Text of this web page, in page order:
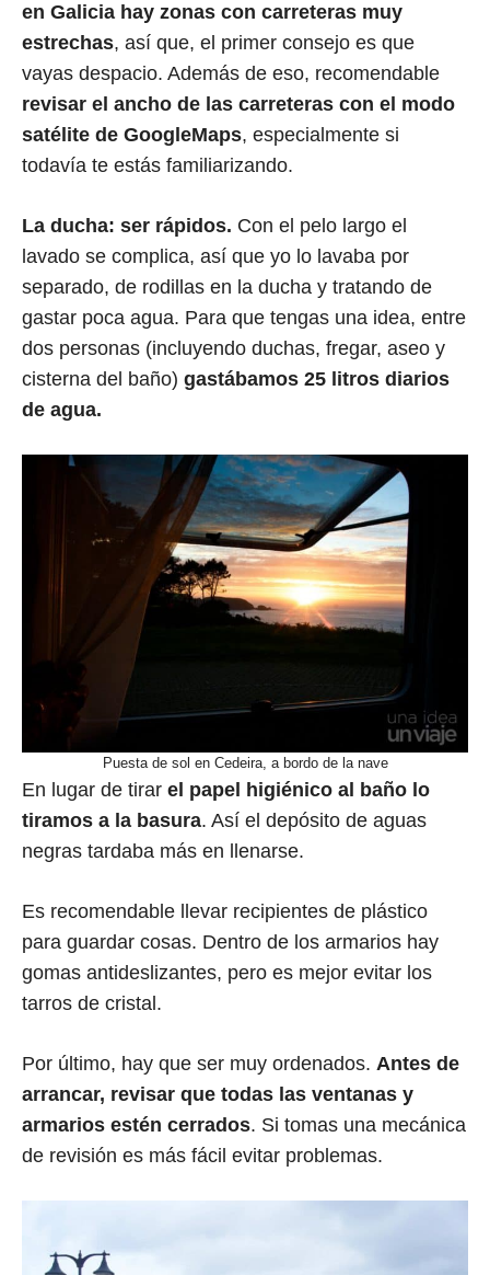
en Galicia hay zonas con carreteras muy
estrechas, así que, el primer consejo es que
vayas despacio. Además de eso, recomendable
revisar el ancho de las carreteras con el modo
satélite de GoogleMaps, especialmente si
todavía te estás familiarizando.
La ducha: ser rápidos. Con el pelo largo el
lavado se complica, así que yo lo lavaba por
separado, de rodillas en la ducha y tratando de
gastar poca agua. Para que tengas una idea, entre
dos personas (incluyendo duchas, fregar, aseo y
cisterna del baño) gastábamos 25 litros diarios
de agua.
Puesta de sol en Cedeira, a bordo de la nave
En lugar de tirar el papel higiénico al baño lo
tiramos a la basura. Así el depósito de aguas
negras tardaba más en llenarse.
Es recomendable llevar recipientes de plástico
para guardar cosas. Dentro de los armarios hay
gomas antideslizantes, pero es mejor evitar los
tarros de cristal.
Por último, hay que ser muy ordenados. Antes de
arrancar, revisar que todas las ventanas y
armarios estén cerrados. Si tomas una mecánica
de revisión es más fácil evitar problemas.